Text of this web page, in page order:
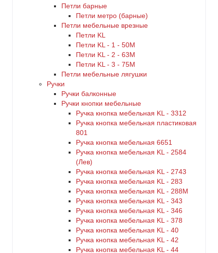
Петли барные
Петли метро (барные)
Петли мебельные врезные
Петли KL
Петли KL - 1 - 50M
Петли KL - 2 - 63M
Петли KL - 3 - 75M
Петли мебельные лягушки
Ручки
Ручки балконные
Ручки кнопки мебельные
Ручка кнопка мебельная KL - 3312
Ручка кнопка мебельная пластиковая
801
Ручка кнопка мебельная 6651
Ручка кнопка мебельная KL - 2584
(Лев)
Ручка кнопка мебельная KL - 2743
Ручка кнопка мебельная KL - 283
Ручка кнопка мебельная KL - 288M
Ручка кнопка мебельная KL - 343
Ручка кнопка мебельная KL - 346
Ручка кнопка мебельная KL - 378
Ручка кнопка мебельная KL - 40
Ручка кнопка мебельная KL - 42
Ручка кнопка мебельная KL - 44